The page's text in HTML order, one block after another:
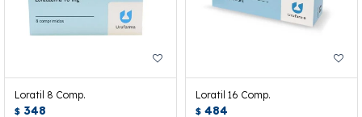
Loratil 8 Comp.
$ 348
Loratil 16 Comp.
$ 484